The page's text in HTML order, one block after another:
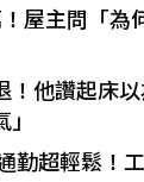
屋主問「為
！他讚起床
勤超輕鬆！